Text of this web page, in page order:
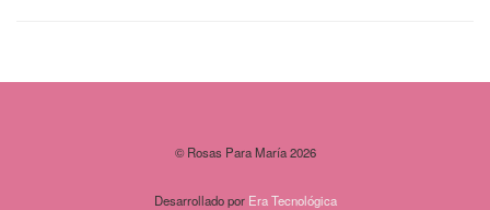
© Rosas Para María 2026
Desarrollado por Era Tecnológica